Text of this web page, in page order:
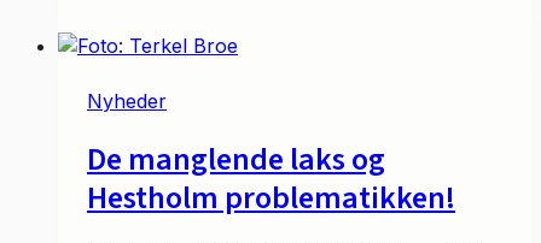
30.03.2025
Nyheder
De manglende laks og
Hestholm problematikken!